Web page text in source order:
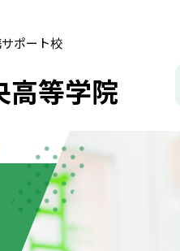
ポート校
高等学院